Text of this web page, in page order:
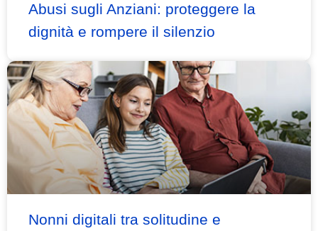
Abusi sugli Anziani: proteggere la
dignità e rompere il silenzio
Nonni digitali tra solitudine e